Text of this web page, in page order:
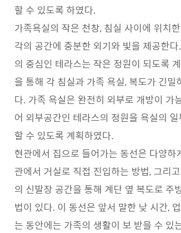
할 수 있도록 하였다.
가족욕실의 작은 천창, 침실 사이에 위치
각의 공간에 충분한 외기와 빛을 제공한
의 중심인 테라스는 작은 정원이 되도록
을 통해 각 침실과 가족 욕실, 복도가 긴밀
다. 가족 욕실은 완전히 외부로 개방이 가
어 외부공간인 테라스의 정원을 욕실의
할 수 있도록 계획하였다.
현관에서 집으로 들어가는 동선은 다양하
관에서 거실로 직접 진입하는 방법, 그리
의 신발장 공간을 통해 계단 옆 복도로 주
법이 있다. 이 동선은 앞서 말한 낮 시간,
는 동안에는 가족의 생활이 보 받을 수 있